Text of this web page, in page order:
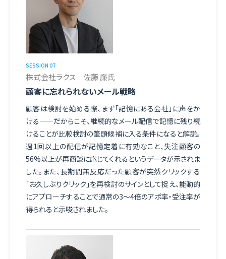
SESSION 07
株式会社ラクス 佐藤 廉氏
顧客に忘れられないメール戦略
顧客は検討を始める際、まず「記憶にある会社」に声をか
ける——だからこそ、継続的なメール配信で記憶に残り続
けることが比較検討の筆頭候補に入る条件になると解説。
週1回以上の配信が記憶定着に有効なこと、失注顧客の
56%以上が再商談に応じてくれるというデータが示されま
した。また、長期間無反応だった顧客が突然クリックする
「お久しぶりクリック」を再検討のサインとして捉え、能動的
にアプローチすることで通常の3～4倍のアポ率・受注率が
得られると示唆されました。